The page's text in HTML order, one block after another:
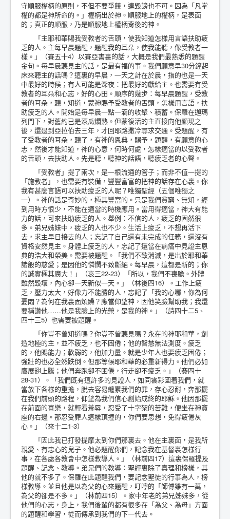
守順服權柄的原則，不但不要爭競，連毀謗也不可。因為「凡掌
權的都是神所命的。」權柄出於神。順服地上的權柄，是表面
的；真正的順服，乃是順服地上權柄背後的神。
「主耶和華賜我受教者的舌頭，使我知道怎樣用言語扶助疲
乏的人。主每早晨題醒，題醒我的耳朵，使我能聽，像受教者一
樣。」（賽五十4）以賽亞書裏的話，大概是我們最熟悉的題醒
金句。每早晨聽見主的話，是最有福的事。我們願意早30分鐘起
床來聽主的話嗎？這裏的早晨，一天之計在於晨，指的也是一天
中最好的時候；有人可能是深夜：把最好的獻給主。也需要有受
教者的耳朵和心志，好的心田。順序的幾步：每早晨題醒，受教
者的耳朵，聽，知道，蒙神賜予受教者的舌頭，怎樣用言語，扶
助疲乏的人。開始是每早晨一點一滴的收聚、積蓄。保羅在迦瑪
列門下，對舊約已是滾瓜爛熟。但蒙復活的主直接向他顯現之
後，還退到亞拉伯去三年，才回耶路撒冷尋求交通。受題醒，有
了受教者的耳朵，聽了，有神的恩典，賜予，題醒，有願意的心
志，然後才能知道，神的心意，何時何處，怎樣適當的以受教者
的舌頭，去扶助人。先是聽，聽神的話語，聽疲乏者的心聲。
「受教者」提了兩次，是一根流通的管子；而非不值一提的
「施教者」，也需要有裝備，豐豐富富的把神的話存在心裏。你
我有甚麼言語可以扶助疲乏的人呢？唯獨聖經（五個唯獨之
一）。神的話是奇妙的，極其豐富的。只是我們貧窮、無知，經
到用時方恨少，不能在適當的時機應用。當用得適當，神大有能
力的話，可來扶助疲乏的人。舉例：不信的人，疲乏的固然很
多。弟兄姊妹中，疲乏的人也不少。生活上疲乏，不想再活下
去，求主早日接去的人；忘記了自己還有未完成的任務，還沒有
資格安然見主。身體上疲乏的人，忘記了還當在病痛中見證主恩
典的浩大和榮美。需要被題醒。「我們不致消滅，是出於耶和華
諸般的慈愛；是因他的憐憫不致斷絕。每早晨，這都是新的；你
的誠實極其廣大！」（哀三22-23）「所以，我們不喪膽。外體
雖然毀壞，內心卻一天新似一天。」（林後四16）。工作上疲
乏，壓力太大，好像力不能勝的人，忘記了「我的心哪，你為何
憂悶？為何在我裏面煩躁？應當仰望神，因他笑臉幫助我；我還
要稱讚他……他是我臉上的光榮，是我的神。」（詩四十二5、
四十三5）也需要被題醒。
「你豈不曾知道嗎？你豈不曾聽見嗎？永在的神耶和華，創
造地極的主，並不疲乏，也不困倦；他的智慧無法測度。疲乏
的，他賜能力；軟弱的，他加力量。就是少年人也要疲乏困倦；
強壯的也必全然跌倒。但那等候耶和華的必重新得力。他們必如
鷹展翅上騰；他們奔跑卻不困倦，行走卻不疲乏。」（賽四十
28-31）。「我們既有這許多的見證人，如同雲彩圍着我們，就
當放下各樣的重擔，脫去容易纏累我們的罪，存心忍耐，奔那擺
在我們前頭的路程，仰望為我們信心創始成終的耶穌。他因那擺
在前面的喜樂，就輕看羞辱，忍受了十字架的苦難，便坐在神寶
座的右邊。那忍受罪人這樣頂撞的，你們要思想，免得疲倦灰
心。」（來十二1-3）
「因此我已打發提摩太到你們那裏去。他在主裏面，是我所
親愛、有忠心的兒子。他必題醒你們，記念我在基督裏怎樣行
事，在各處各教會中怎樣教導人。」（林前四17）這裏保羅提及
題醒、記念、教導。弟兄們的教導：聖經裏除了真理和榜樣，其
他的就不多了。保羅在此題醒我們，要記念聖徒的行事為人，榜
樣教導。並且他是以為父的心來題醒，叮嚀的「師傅雖有一萬，
為父的卻是不多。」（林前四15）。家中年老的弟兄姊妹多，從
他們的心志，身上，我們後輩的都有很多在「為父、為母」方面
的題醒和學習，從而傳承到我們的下一代去。